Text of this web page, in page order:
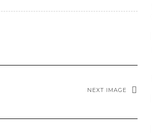
NEXT IMAGE